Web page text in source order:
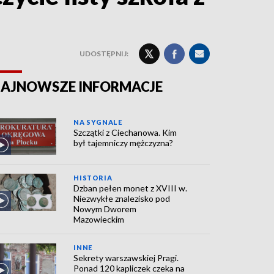
UDOSTĘPNIJ:
INFORMACJE
NA SYGNALE
Szczątki z Ciechanowa. Kim
był tajemniczy mężczyzna?
HISTORIA
Dzban pełen monet z XVIII w.
Niezwykłe znalezisko pod
Nowym Dworem
Mazowieckim
INNE
Sekrety warszawskiej Pragi.
Ponad 120 kapliczek czeka na